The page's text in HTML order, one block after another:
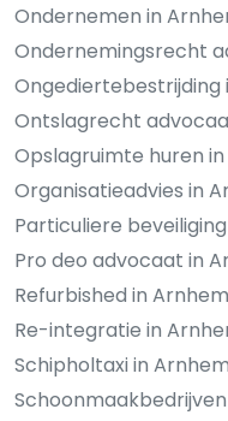
Ondernemen in
Ondernemingsrecht
Ongediertebestrijding
Ontslagrecht
Opslagruimte huren
Organisatieadvies in
Particuliere
Pro deo advocaat in
Refurbished in Arnhem
Re-integratie in
Schipholtaxi in Arnhem